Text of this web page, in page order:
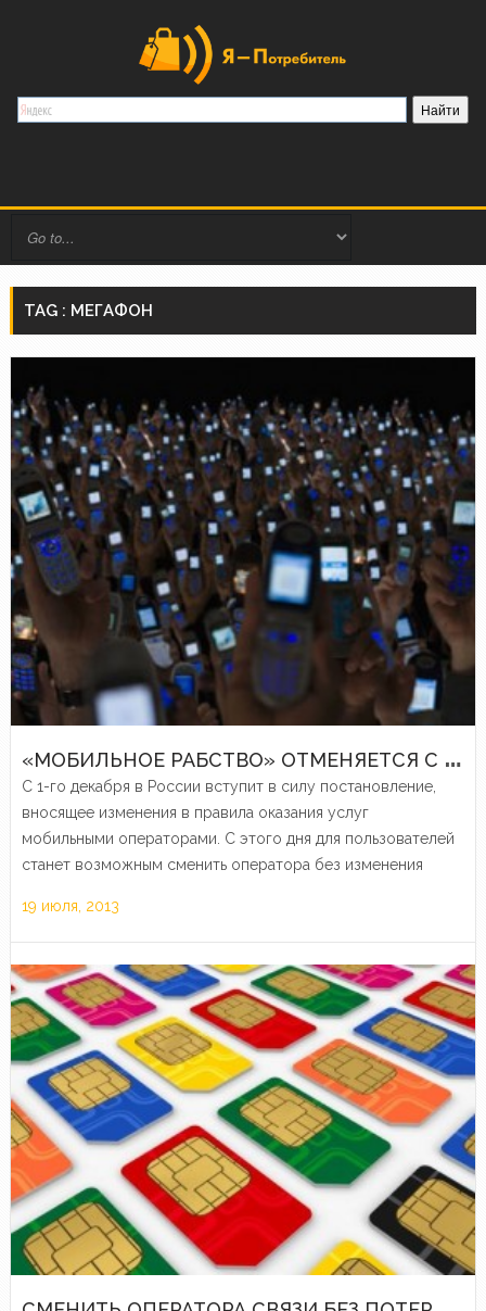
TAG : МЕГАФОН
«
МОБИЛЬНОЕ РАБСТВО» ОТМЕНЯЕТСЯ С 1-ГО ДЕКАБРЯ 2013
С 1-го декабря в России вступит в силу постановление,
вносящее изменения в правила оказания услуг
мобильными операторами. С этого дня для пользователей
станет возможным сменить оператора без изменения
19 июля, 2013